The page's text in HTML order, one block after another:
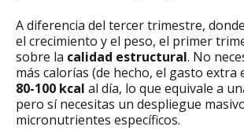
A diferencia del tercer trimestre,
el crecimiento y el peso, el primer
sobre la calidad estructural. No
más calorías (de hecho, el gasto extra
80-100 kcal al día, lo que equivale a
pero sí necesitas un despliegue
micronutrientes específicos.